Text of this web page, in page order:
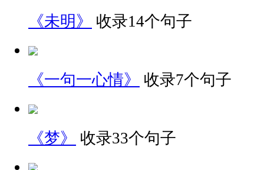
《未明》 收录14个句子
《一句一心情》 收录7个句子
《梦》 收录33个句子